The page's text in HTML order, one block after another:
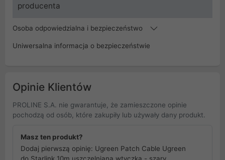
producenta
Osoba odpowiedzialna i bezpieczeństwo
Uniwersalna informacja o bezpieczeństwie
Opinie Klientów
PROLINE S.A. nie gwarantuje, że zamieszczone opinie
pochodzą od osób, które zakupiły lub używały dany produkt.
Masz ten produkt?
Dodaj pierwszą opinię: Ugreen Patch Cable Ugreen
do Starlink 10m uszczelniana wtyczka - szary